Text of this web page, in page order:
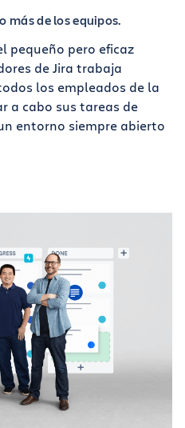
más de los equipos.
pequeño pero eficaz
de Jira trabaja
los empleados de la
a cabo sus tareas de
entorno siempre abierto